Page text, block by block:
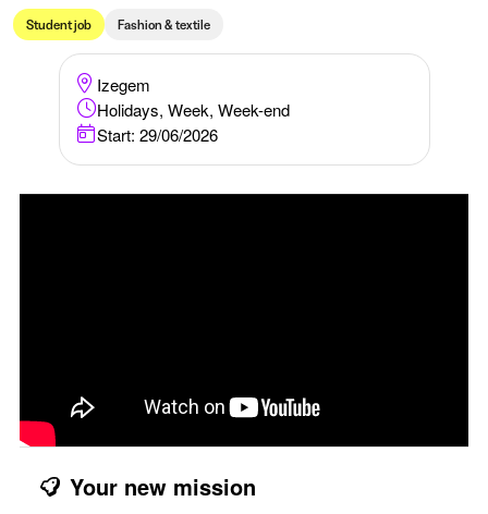
Student job Fashion & textile
Izegem
Holidays, Week, Week-end
Start: 29/06/2026
Your new mission